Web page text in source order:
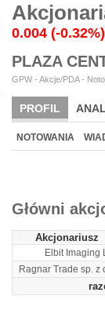
0.004 (-0.32%)
PLAZA
GPW - Akcje/PDA -
PROFIL
BR LAB
NOTOWANIA
Główni
Akcjonariusz
Elbit Imaging
Ragnar Trade sp. z
673